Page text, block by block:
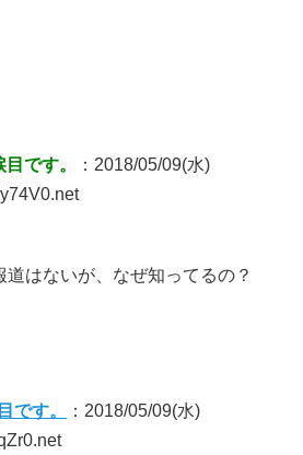
です。
：2018/05/09(水)
道はないが、なぜ知ってるの？
です。
：2018/05/09(水)